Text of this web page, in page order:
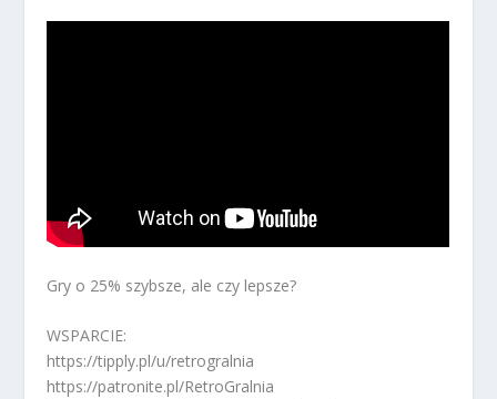
Gry o 25% szybsze, ale czy lepsze?
WSPARCIE:
https://tipply.pl/u/retrogralnia
https://patronite.pl/RetroGralnia